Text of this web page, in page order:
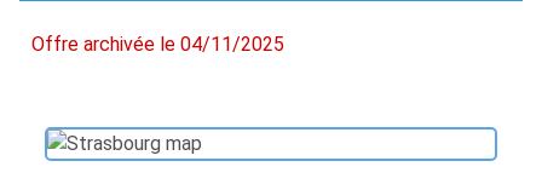
Offre archivée le 04/11/2025